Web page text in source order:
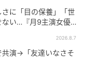
に「目の保養」「世
ない…『月9主演女優
2026.8.7
演→「友達いなさそ